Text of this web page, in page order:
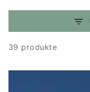
39 produkte